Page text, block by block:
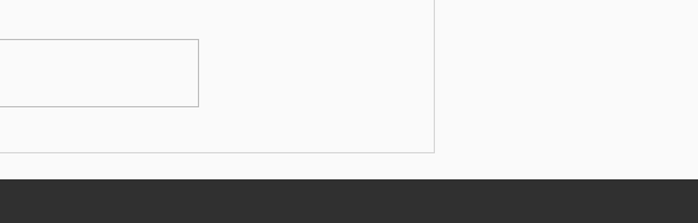
kvartalnim rezultatima od